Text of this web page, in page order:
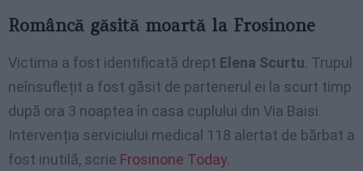
Româncă găsită moartă la Frosinone
Victima a fost identificată drept Elena Scurtu. Trupul
neînsuflețit a fost găsit de partenerul ei la scurt timp
după ora 3 noaptea în casa cuplului din Via Baisi.
Intervenția serviciului medical 118 alertat de bărbat a
fost inutilă, scrie Frosinone Today.